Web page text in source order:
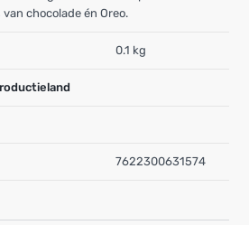
chocolade én Oreo.
0.1 kg
7622300631574